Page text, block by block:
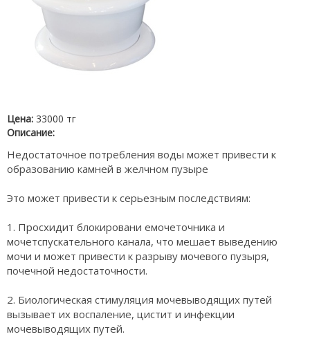
Цена: 33000 тг
Описание:
Недостаточное потребления воды может привести к
образованию камней в желчном пузыре
Это может привести к серьезным последствиям:
1. Просхидит блокировани емочеточника и
мочетспускательного канала, что мешает выведению
мочи и может привести к разрыву мочевого пузыря,
почечной недостаточности.
2. Биологическая стимуляция мочевыводящих путей
вызывает их воспаление, цистит и инфекции
мочевыводящих путей.